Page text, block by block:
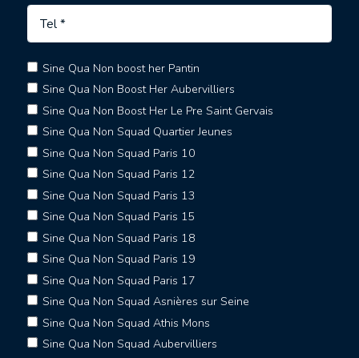
Sine Qua Non boost her Pantin
Sine Qua Non Boost Her Aubervilliers
Sine Qua Non Boost Her Le Pre Saint Gervais
Sine Qua Non Squad Quartier Jeunes
Sine Qua Non Squad Paris 10
Sine Qua Non Squad Paris 12
Sine Qua Non Squad Paris 13
Sine Qua Non Squad Paris 15
Sine Qua Non Squad Paris 18
Sine Qua Non Squad Paris 19
Sine Qua Non Squad Paris 17
Sine Qua Non Squad Asnières sur Seine
Sine Qua Non Squad Athis Mons
Sine Qua Non Squad Aubervilliers